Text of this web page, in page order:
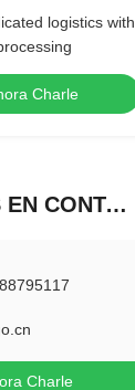
logistics with
Charle
ÉNTRENOS EN CONTACTO CON
Charle